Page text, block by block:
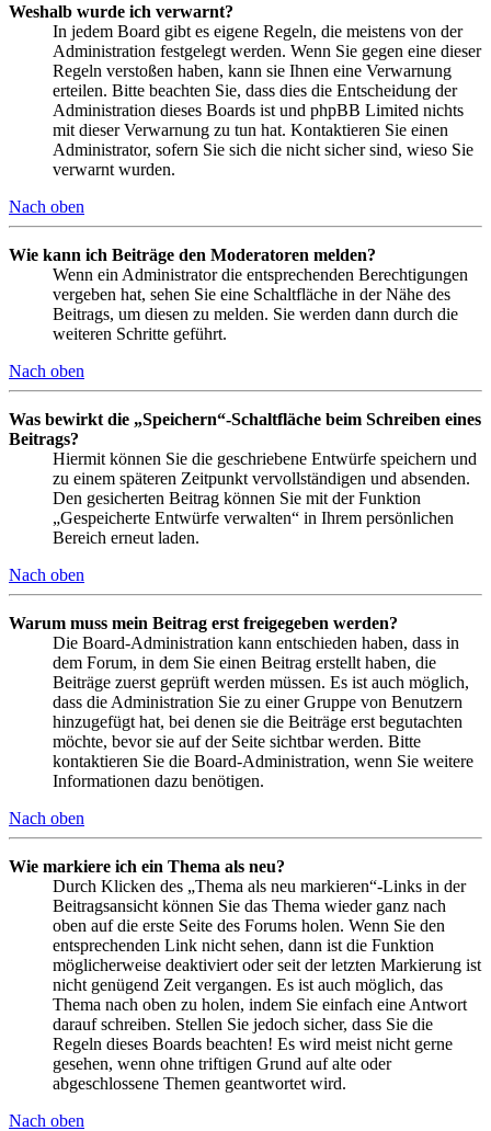
Weshalb wurde ich verwarnt?
In jedem Board gibt es eigene Regeln, die meistens von der
Administration festgelegt werden. Wenn Sie gegen eine dieser
Regeln verstoßen haben, kann sie Ihnen eine Verwarnung
erteilen. Bitte beachten Sie, dass dies die Entscheidung der
Administration dieses Boards ist und phpBB Limited nichts
mit dieser Verwarnung zu tun hat. Kontaktieren Sie einen
Administrator, sofern Sie sich die nicht sicher sind, wieso Sie
verwarnt wurden.
Nach oben
Wie kann ich Beiträge den Moderatoren melden?
Wenn ein Administrator die entsprechenden Berechtigungen
vergeben hat, sehen Sie eine Schaltfläche in der Nähe des
Beitrags, um diesen zu melden. Sie werden dann durch die
weiteren Schritte geführt.
Nach oben
Was bewirkt die „Speichern“-Schaltfläche beim Schreiben eines
Beitrags?
Hiermit können Sie die geschriebene Entwürfe speichern und
zu einem späteren Zeitpunkt vervollständigen und absenden.
Den gesicherten Beitrag können Sie mit der Funktion
„Gespeicherte Entwürfe verwalten“ in Ihrem persönlichen
Bereich erneut laden.
Nach oben
Warum muss mein Beitrag erst freigegeben werden?
Die Board-Administration kann entschieden haben, dass in
dem Forum, in dem Sie einen Beitrag erstellt haben, die
Beiträge zuerst geprüft werden müssen. Es ist auch möglich,
dass die Administration Sie zu einer Gruppe von Benutzern
hinzugefügt hat, bei denen sie die Beiträge erst begutachten
möchte, bevor sie auf der Seite sichtbar werden. Bitte
kontaktieren Sie die Board-Administration, wenn Sie weitere
Informationen dazu benötigen.
Nach oben
Wie markiere ich ein Thema als neu?
Durch Klicken des „Thema als neu markieren“-Links in der
Beitragsansicht können Sie das Thema wieder ganz nach
oben auf die erste Seite des Forums holen. Wenn Sie den
entsprechenden Link nicht sehen, dann ist die Funktion
möglicherweise deaktiviert oder seit der letzten Markierung ist
nicht genügend Zeit vergangen. Es ist auch möglich, das
Thema nach oben zu holen, indem Sie einfach eine Antwort
darauf schreiben. Stellen Sie jedoch sicher, dass Sie die
Regeln dieses Boards beachten! Es wird meist nicht gerne
gesehen, wenn ohne triftigen Grund auf alte oder
abgeschlossene Themen geantwortet wird.
Nach oben